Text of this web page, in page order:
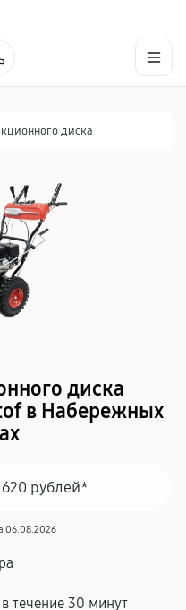
диска
диска
в Набережных
рублей*
06.08.2026
в течение 30 минут